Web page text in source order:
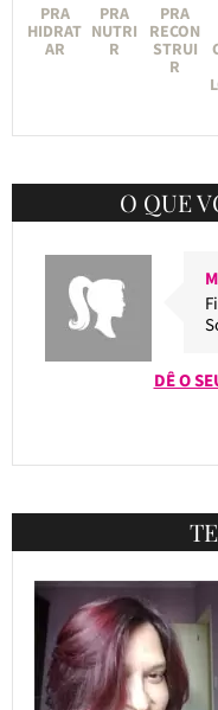
PRA
HIDRAT
AR
PRA
NUTRI
R
PRA
RECON
STRUI
R
O QUE
DÊ O